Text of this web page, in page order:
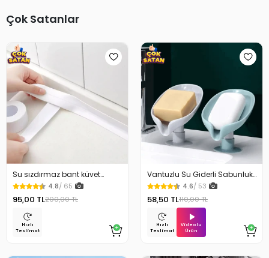
Çok Satanlar
Su sızdırmaz bant küvet
Tezgah tamir bandı
4.8/ 65
95,00 TL200,00 TL
Hızlı
Teslimat
Vantuzlu Su Giderli Sabunluk
Kaymaz 4.6/ 53
58,50 TL110,00 TL
Hızlı
Teslimat
Videolu
Ürün